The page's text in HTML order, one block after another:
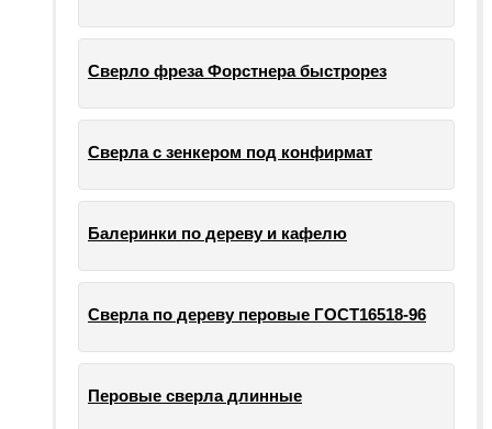
Сверло фреза Форстнера быстрорез
Сверла с зенкером под конфирмат
Балеринки по дереву и кафелю
Сверла по дереву перовые ГОСТ16518-96
Перовые сверла длинные